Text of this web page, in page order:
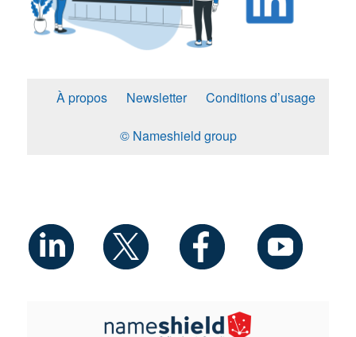
À propos Newsletter Conditions d’usage
© Nameshield group